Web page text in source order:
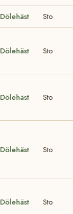
Dölehäst Sto
Dölehäst Sto
Dölehäst Sto
Dölehäst Sto
Dölehäst Sto